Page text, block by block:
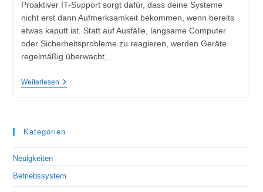
Proaktiver IT-Support sorgt dafür, dass deine Systeme
nicht erst dann Aufmerksamkeit bekommen, wenn bereits
etwas kaputt ist. Statt auf Ausfälle, langsame Computer
oder Sicherheitsprobleme zu reagieren, werden Geräte
regelmäßig überwacht,…
Weiterlesen
Kategorien
Neuigkeiten
Betriebssystem